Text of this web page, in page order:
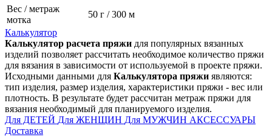
Вес / метраж
мотка
50 г / 300 м
Калькулятор
Калькулятор расчета пряжи для популярных вязанных
изделий позволяет рассчитать необходимое количество пряжи
для вязания в зависимости от используемой в проекте пряжи.
Исходными данными для Калькулятора пряжи являются:
тип изделия, размер изделия, характеристики пряжи - вес или
плотность. В результате будет рассчитан метраж пряжи для
вязания необходимый для планируемого изделия.
Для ДЕТЕЙ Для ЖЕНЩИН Для МУЖЧИН АКСЕССУАРЫ
Доставка